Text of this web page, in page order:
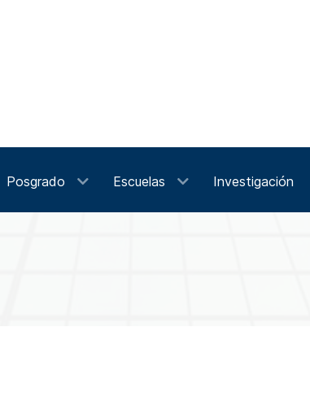
Posgrado Escuelas Investigación